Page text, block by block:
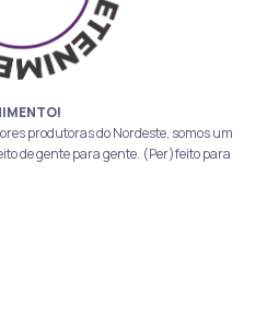
produtoras do Nordeste, somos um
de gente para gente. (Per)feito para